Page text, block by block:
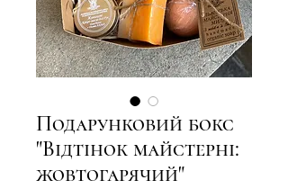
Подарунковий бокс
"Відтінок майстерні:
жовтогарячий"